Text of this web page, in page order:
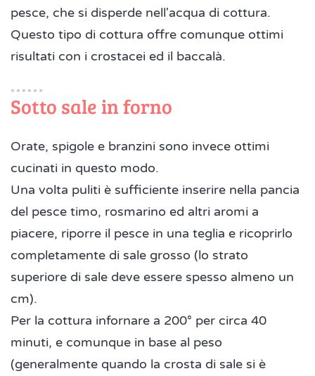
pesce, che si disperde nell'acqua di cottura.
Questo tipo di cottura offre comunque ottimi
risultati con i crostacei ed il baccalà.
Sotto sale in forno
Orate, spigole e branzini sono invece ottimi
cucinati in questo modo.
Una volta puliti è sufficiente inserire nella pancia
del pesce timo, rosmarino ed altri aromi a
piacere, riporre il pesce in una teglia e ricoprirlo
completamente di sale grosso (lo strato
superiore di sale deve essere spesso almeno un
cm).
Per la cottura infornare a 200° per circa 40
minuti, e comunque in base al peso
(generalmente quando la crosta di sale si è